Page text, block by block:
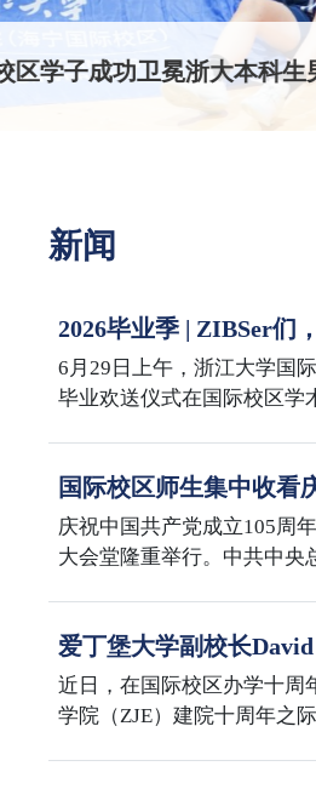
区学子成功卫冕浙大本科生
新闻
2026毕业季 | ZIBSer们
Sail the Seas, Reach the
6月29日上午，浙江大学国
毕业欢送仪式在国际校区学
国际校区师生集中收看
年大会
庆祝中国共产党成立105周
大会堂隆重举行。中共中央
全国先进基层党组织进行了
表在校区多功能厅集中收看
爱丁堡大学副校长
学国际校区
近日，在国际校区办学十周
学院（ZJE）建院十周年之